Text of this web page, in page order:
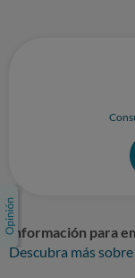
Información para
Descubra más